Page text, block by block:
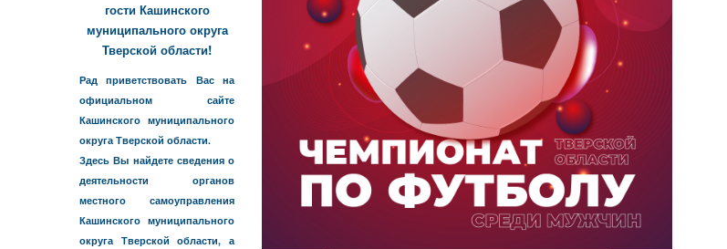
гости Кашинского
муниципального округа
Тверской области!
Рад приветствовать Вас на
официальном сайте
Кашинского муниципального
округа Тверской области.
Здесь Вы найдете сведения о
деятельности органов
местного самоуправления
Кашинского муниципального
округа Тверской области, а